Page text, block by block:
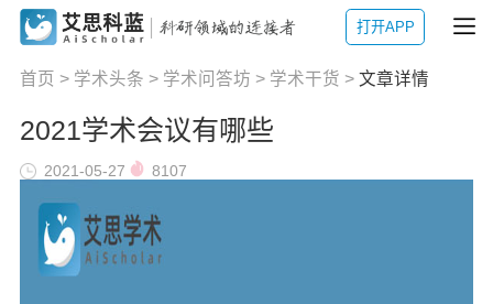
打开APP
首页 > 学术头条 > 学术问答坊 > 学术干货 > 文章详情
2021学术会议有哪些
2021-05-27 8107